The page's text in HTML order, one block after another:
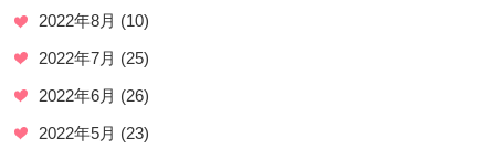
2022年8月 (10)
2022年7月 (25)
2022年6月 (26)
2022年5月 (23)